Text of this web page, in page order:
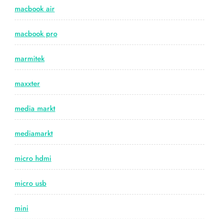
macbook air
macbook pro
marmitek
maxxter
media markt
mediamarkt
micro hdmi
micro usb
mini